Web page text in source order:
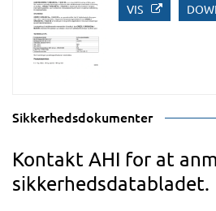
VIS
Sikkerhedsdokumenter
Kontakt AHI for at
sikkerhedsdatabladet.